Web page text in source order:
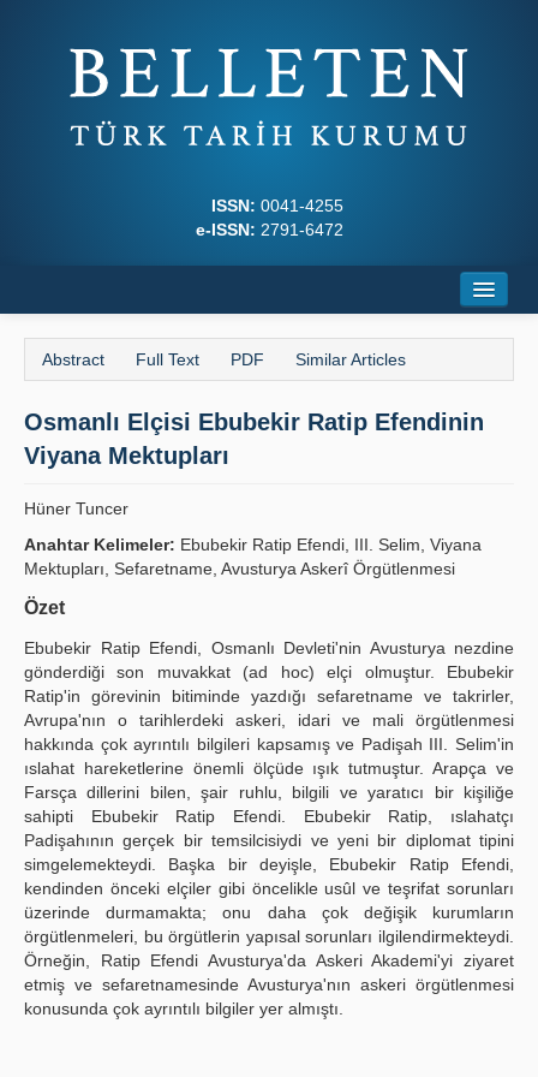
ISSN: 0041-4255
e-ISSN: 2791-6472
About
Journal Boards
Writing Rules
Publication Policies
Guidelines
Contact Us
Abstract Full Text PDF Similar Articles
Osmanlı Elçisi Ebubekir Ratip Efendinin
Viyana Mektupları
Hüner Tuncer
Anahtar Kelimeler: Ebubekir Ratip Efendi, III. Selim, Viyana
Mektupları, Sefaretname, Avusturya Askerî Örgütlenmesi
Özet
Ebubekir Ratip Efendi, Osmanlı Devleti'nin Avusturya nezdine
gönderdiği son muvakkat (ad hoc) elçi olmuştur. Ebubekir
Ratip'in görevinin bitiminde yazdığı sefaretname ve takrirler,
Avrupa'nın o tarihlerdeki askeri, idari ve mali örgütlenmesi
hakkında çok ayrıntılı bilgileri kapsamış ve Padişah III. Selim'in
ıslahat hareketlerine önemli ölçüde ışık tutmuştur. Arapça ve
Farsça dillerini bilen, şair ruhlu, bilgili ve yaratıcı bir kişiliğe
sahipti Ebubekir Ratip Efendi. Ebubekir Ratip, ıslahatçı
Padişahının gerçek bir temsilcisiydi ve yeni bir diplomat tipini
simgelemekteydi. Başka bir deyişle, Ebubekir Ratip Efendi,
kendinden önceki elçiler gibi öncelikle usûl ve teşrifat sorunları
üzerinde durmamakta; onu daha çok değişik kurumların
örgütlenmeleri, bu örgütlerin yapısal sorunları ilgilendirmekteydi.
Örneğin, Ratip Efendi Avusturya'da Askeri Akademi'yi ziyaret
etmiş ve sefaretnamesinde Avusturya'nın askeri örgütlenmesi
konusunda çok ayrıntılı bilgiler yer almıştı.